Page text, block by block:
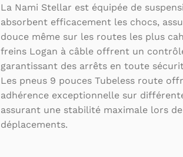
La Nami Stellar est équipée de
absorbent efficacement les chocs,
douce même sur les routes les plus
freins Logan à câble offrent un
garantissant des arrêts en toute
Les pneus 9 pouces Tubeless route
adhérence exceptionnelle sur
assurant une stabilité maximale lors
déplacements.